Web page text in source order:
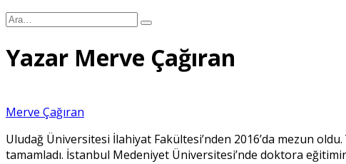
Yazar Merve Çağıran
Merve Çağıran
Uludağ Üniversitesi İlahiyat Fakültesi’nden 2016’da mezun oldu.
tamamladı. İstanbul Medeniyet Üniversitesi’nde doktora